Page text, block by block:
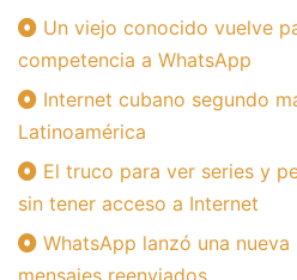
Un viejo conocido vuelve
competencia a WhatsApp
Internet cubano segundo
Latinoamérica
El truco para ver series y
sin tener acceso a Internet
WhatsApp lanzó una